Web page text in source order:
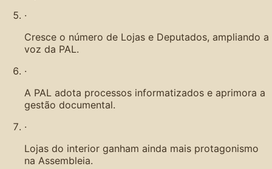
·
Cresce o número de Lojas e Deputados, ampliando a
voz da PAL.
·
A PAL adota processos informatizados e aprimora a
gestão documental.
·
Lojas do interior ganham ainda mais protagonismo
na Assembleia.